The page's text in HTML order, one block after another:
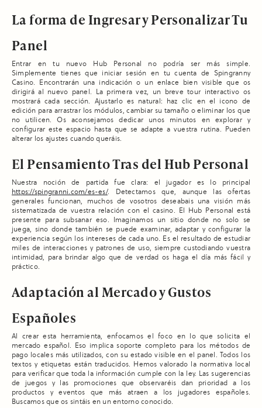
La forma de Ingresar y Personalizar Tu
Panel
Entrar en tu nuevo Hub Personal no podría ser más simple.
Simplemente tienes que iniciar sesión en tu cuenta de Spingranny
Casino. Encontrarán una indicación o un enlace bien visible que os
dirigirá al nuevo panel. La primera vez, un breve tour interactivo os
mostrará cada sección. Ajustarlo es natural: haz clic en el icono de
edición para arrastrar los módulos, cambiar su tamaño o eliminar los que
no utilicen. Os aconsejamos dedicar unos minutos en explorar y
configurar este espacio hasta que se adapte a vuestra rutina. Pueden
alterar los ajustes cuando queráis.
El Pensamiento Tras del Hub Personal
Nuestra noción de partida fue clara: el jugador es lo principal
https://spingranni.com/es-es/. Detectamos que, aunque las ofertas
generales funcionan, muchos de vosotros deseabais una visión más
sistematizada de vuestra relación con el casino. El Hub Personal está
presente para subsanar eso. Imaginamos un sitio donde no solo se
juega, sino donde también se puede examinar, adaptar y configurar la
experiencia según los intereses de cada uno. Es el resultado de estudiar
miles de interacciones y patrones de uso, siempre custodiando vuestra
intimidad, para brindar algo que de verdad os haga el día más fácil y
práctico.
Adaptación al Mercado y Gustos
Españoles
Al crear esta herramienta, enfocamos el foco en lo que solicita el
mercado español. Eso implica soporte completo para los métodos de
pago locales más utilizados, con su estado visible en el panel. Todos los
textos y etiquetas están traducidos. Hemos valorado la normativa local
para verificar que toda la información cumple con la ley. Las sugerencias
de juegos y las promociones que observaréis dan prioridad a los
productos y eventos que más atraen a los jugadores españoles.
Buscamos que os sintáis en un entorno conocido.